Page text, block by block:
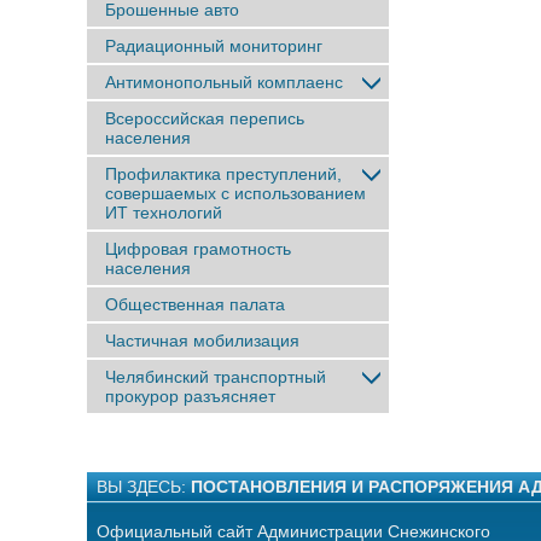
Брошенные авто
Радиационный мониторинг
Антимонопольный комплаенс
Всероссийская перепись
населения
Профилактика преступлений,
совершаемых с использованием
ИТ технологий
Цифровая грамотность
населения
Общественная палата
Частичная мобилизация
Челябинский транспортный
прокурор разъясняет
ВЫ ЗДЕСЬ: ПОСТАНОВЛЕНИЯ И РАСПОРЯЖЕНИЯ
Официальный сайт Администрации Снежинского